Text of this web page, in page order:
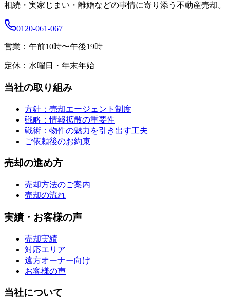
相続・実家じまい・離婚などの事情に寄り添う不動産売却。
0120-061-067
営業： 午前10時〜午後19時
定休： 水曜日・年末年始
当社の取り組み
方針：売却エージェント制度
戦略：情報拡散の重要性
戦術：物件の魅力を引き出す工夫
ご依頼後のお約束
売却の進め方
売却方法のご案内
売却の流れ
実績・お客様の声
売却実績
対応エリア
遠方オーナー向け
お客様の声
当社について